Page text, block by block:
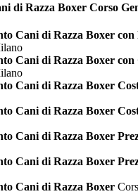
di Razza Boxer Corso
Cani di Razza Boxer con
Cani di Razza Boxer
Cani di Razza Boxer
Cani di Razza Boxer
Cani di Razza Boxer
Cani di Razza Boxer
Cani di Razza Boxer